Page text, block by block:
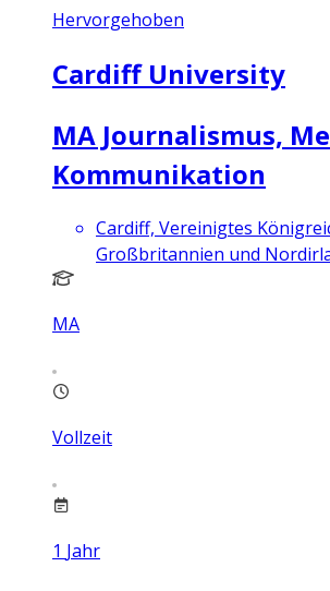
Hervorgehoben
Cardiff University
MA Journalismus,
Kommunikation
Cardiff, Vereinigtes
Großbritannien und
MA
Vollzeit
1 Jahr